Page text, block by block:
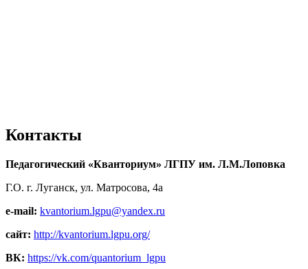
Контакты
Педагогический «Кванториум» ЛГПУ им. Л.М.Лоповка
Г.О. г. Луганск, ул. Матросова, 4а
e-mail: kvantorium.lgpu@yandex.ru
сайт: http://kvantorium.lgpu.org/
ВК: https://vk.com/quantorium_lgpu